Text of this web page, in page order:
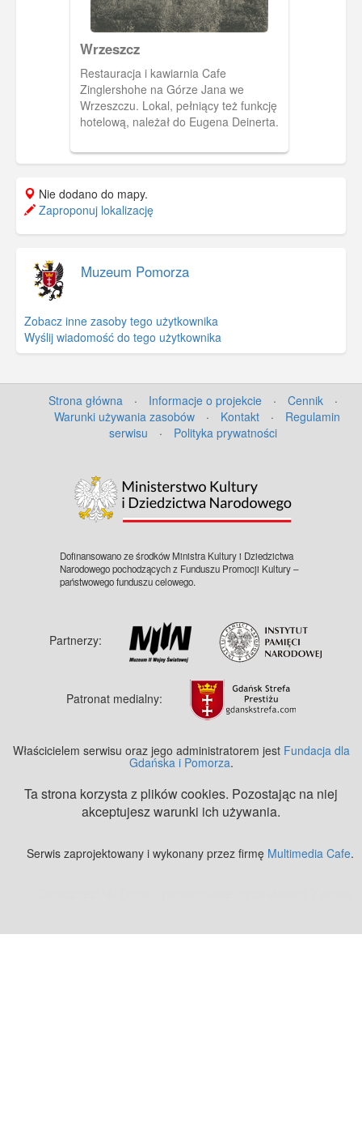
Wrzeszcz
Restauracja i kawiarnia Cafe
Zinglershohe na Górze Jana we
Wrzeszczu. Lokal, pełniący też funkcję
hotelową, należał do Eugena Deinerta.
Nie dodano do mapy.
Zaproponuj lokalizację
Muzeum Pomorza
Zobacz inne zasoby tego użytkownika
Wyślij wiadomość do tego użytkownika
Strona główna · Informacje o projekcie · Cennik
·
Warunki używania zasobów
· Kontakt ·
Regulamin
serwisu
· Polityka prywatności
Dofinansowano ze środków Ministra Kultury i Dziedzictwa
Narodowego pochodzących z Funduszu Promocji Kultury –
państwowego funduszu celowego.
Partnerzy:
Patronat medialny:
Właścicielem serwisu oraz jego administratorem jest Fundacja dla
Gdańska i Pomorza.
Ta strona korzysta z plików cookies. Pozostając na niej
akceptujesz warunki ich używania.
Serwis zaprojektowany i wykonany przez firmę Multimedia Cafe.